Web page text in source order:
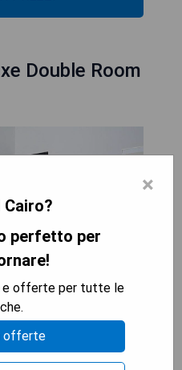
Double Room
×
Cairo?
perfetto per
e offerte per tutte le
offerte